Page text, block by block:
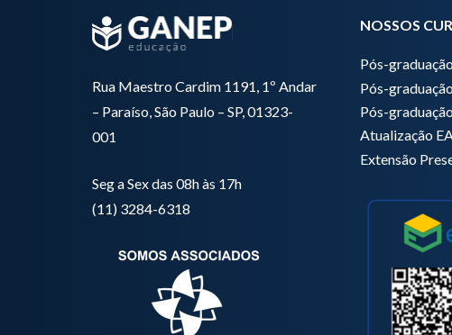
Rua Maestro Cardim 1191, 1º Andar
– Paraíso, São Paulo – SP, 01323-
001
Seg a Sex das 08h às 17h
(11) 3284-6318
NOSSOS
Pós-
Pós-
Pós-
Atualização
Extensão